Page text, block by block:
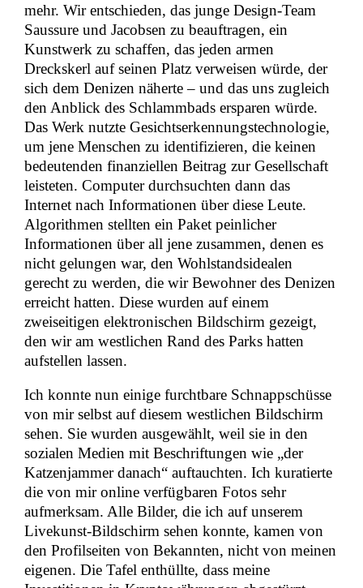
mehr. Wir entschieden, das junge Design-Team
Saussure und Jacobsen zu beauftragen, ein
Kunstwerk zu schaffen, das jeden armen
Dreckskerl auf seinen Platz verweisen würde, der
sich dem Denizen näherte – und das uns zugleich
den Anblick des Schlammbads ersparen würde.
Das Werk nutzte Gesichtserkennungstechnologie,
um jene Menschen zu identifizieren, die keinen
bedeutenden finanziellen Beitrag zur Gesellschaft
leisteten. Computer durchsuchten dann das
Internet nach Informationen über diese Leute.
Algorithmen stellten ein Paket peinlicher
Informationen über all jene zusammen, denen es
nicht gelungen war, den Wohlstandsidealen
gerecht zu werden, die wir Bewohner des Denizen
erreicht hatten. Diese wurden auf einem
zweiseitigen elektronischen Bildschirm gezeigt,
den wir am westlichen Rand des Parks hatten
aufstellen lassen.
Ich konnte nun einige furchtbare Schnappschüsse
von mir selbst auf diesem westlichen Bildschirm
sehen. Sie wurden ausgewählt, weil sie in den
sozialen Medien mit Beschriftungen wie „der
Katzenjammer danach“ auftauchten. Ich kuratierte
die von mir online verfügbaren Fotos sehr
aufmerksam. Alle Bilder, die ich auf unserem
Livekunst-Bildschirm sehen konnte, kamen von
den Profilseiten von Bekannten, nicht von meinen
eigenen. Die Tafel enthüllte, dass meine